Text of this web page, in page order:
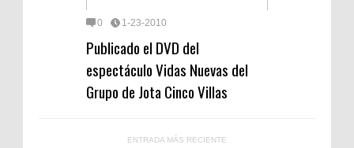
0 1-23-2010
Publicado el DVD del
espectáculo Vidas Nuevas del
Grupo de Jota Cinco Villas
ENTRADA MÁS RECIENTE